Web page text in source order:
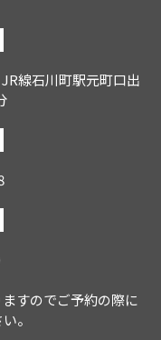
線石川町駅元町口出
すのでご予約の際に
。